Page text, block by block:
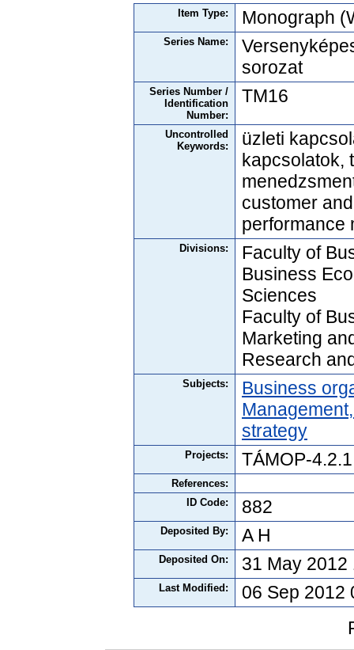
Item Type: Monograph
Series Name:
sorozat
Series Number /
Identification
Number:
TM16
Uncontrolled
Keywords:
üzleti
kapcsolatok,
customer
performance
Divisions:
Faculty of
Business
Sciences
Faculty of
Marketing
Research
Subjects:
Business
strategy
Projects: TÁMOP-
References:
ID Code:
882
Deposited By: A H
Deposited On: 31 May 2012
Last Modified:
06 Sep 2012